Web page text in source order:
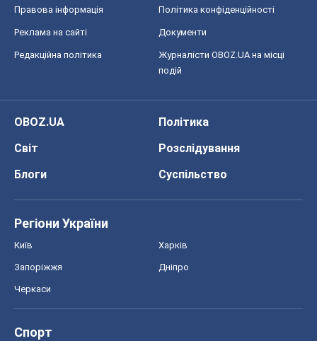
Правова інформація Політика конфіденційності
Реклама на сайті Документи
Редакційна політика
Журналісти OBOZ.UA на місці
подій
OBOZ.UA
Політика
Світ
Розслідування
Блоги
Суспільство
Регіони України
Київ Харків
Запоріжжя Дніпро
Черкаси
Спорт